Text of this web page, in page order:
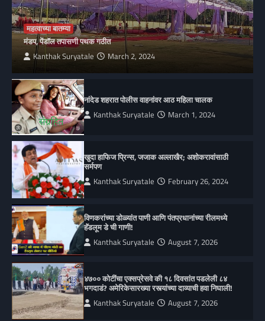
महत्वाच्या बातम्या
मंडप, पेंडॉल तपासणी पथक गठीत
Kanthak Suryatale March 2, 2024
नांदेड शहरात पोलीस वाहनांवर आठ महिला चालक
Kanthak Suryatale March 1, 2024
खुदा हाफिज प्रिन्स, जजाक अल्लाखैर; अशोकरावांसाठी
सर्मपण
Kanthak Suryatale February 26, 2024
विणकरांच्या डोळ्यांत पाणी आणि पंतप्रधानांच्या रीलमध्ये
हॅंडलूम डे ची गाणी!
Kanthak Suryatale August 7, 2026
४७०० कोटींचा एक्सप्रेसवे की १८ दिवसांत पडलेली ८४
भगदाडं? अमेरिकेसारख्या रस्त्यांच्या दाव्याची हवा निघाली!
Kanthak Suryatale August 7, 2026